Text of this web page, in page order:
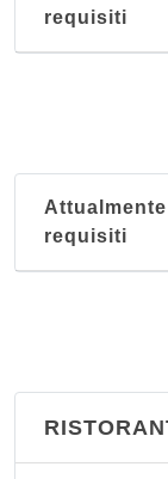
requisiti
requisiti